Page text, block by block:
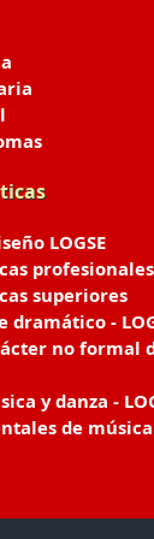
LOGSE
profesionales
superiores
dramático -
no formal
y danza -
de